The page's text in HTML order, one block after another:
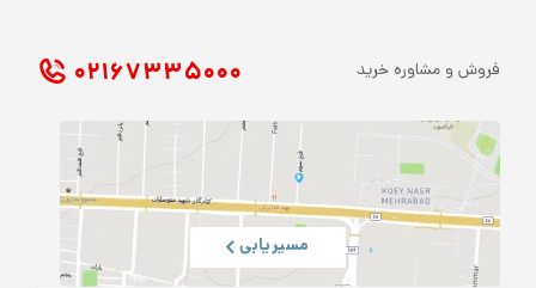
فروش و مشاوره خرید ۰۲۱ ۶۷۳۳۵۰۰۰
مسیریابی